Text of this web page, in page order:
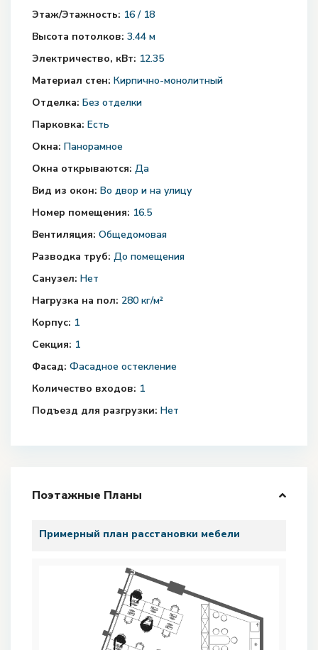
Этаж/Этажность: 16 / 18
Высота потолков: 3.44 м
Электричество, кВт: 12.35
Материал стен: Кирпично-монолитный
Отделка: Без отделки
Парковка: Есть
Окна: Панорамное
Окна открываются: Да
Вид из окон: Во двор и на улицу
Номер помещения: 16.5
Вентиляция: Общедомовая
Разводка труб: До помещения
Санузел: Нет
Нагрузка на пол: 280 кг/м²
Корпус: 1
Секция: 1
Фасад: Фасадное остекление
Количество входов: 1
Подъезд для разгрузки: Нет
Поэтажные Планы
Примерный план расстановки мебели